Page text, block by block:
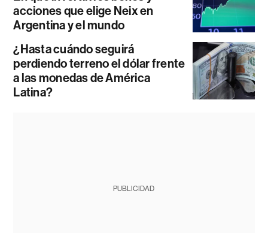
acciones que elige Neix en
Argentina y el mundo
¿Hasta cuándo seguirá
perdiendo terreno el dólar frente
a las monedas de América
Latina?
PUBLICIDAD